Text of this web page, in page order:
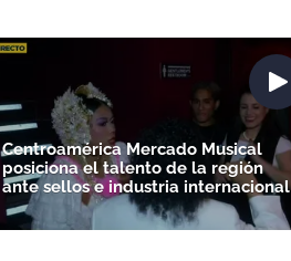
Centroamérica Mercado Musical
posiciona el talento de la región
ante sellos e industria internacional